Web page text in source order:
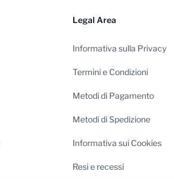
Legal Area
Informativa sulla Privacy
Termini e Condizioni
Metodi di Pagamento
Metodi di Spedizione
Informativa sui Cookies
Resi e recessi